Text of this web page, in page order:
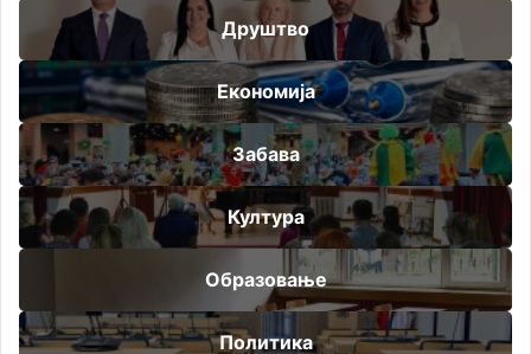
Друштво
Економија
Забава
Култура
Образовање
Политика